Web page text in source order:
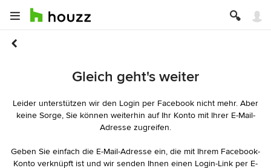
Gleich geht's weiter
Leider unterstützen wir den Login per Facebook nicht mehr. Aber
keine Sorge, Sie können weiterhin auf Ihr Konto mit Ihrer E-Mail-
Adresse zugreifen.
Geben Sie einfach die E-Mail-Adresse ein, die mit Ihrem Facebook-
Konto verknüpft ist und wir senden Ihnen einen Login-Link per E-